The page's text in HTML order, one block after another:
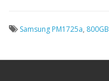
Samsung PM1725a, 800GB